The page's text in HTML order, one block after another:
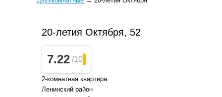
20-летия Октября, 52
7.22 /10
2-комнатная квартира
Ленинский район